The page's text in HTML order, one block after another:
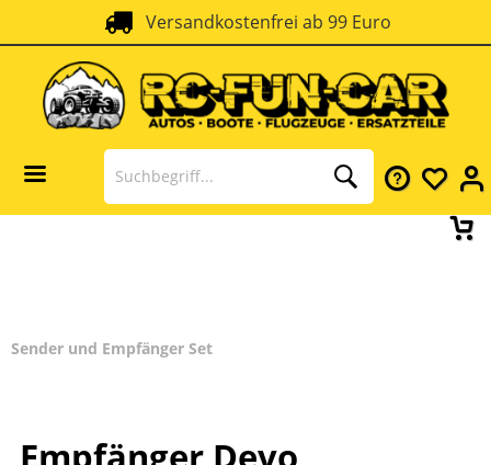
Versandkostenfrei ab 99 Euro
Sender und Empfänger Set